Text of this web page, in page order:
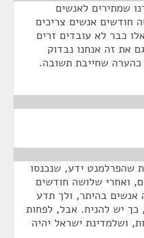
שמתירים לאנשים
חודשים אנשים צריכים
כבר לא עובדים זרים
את זה אנחנו נבדוק
שחייבת תשובה.
שהפרלמנט ידע, שנכנסו
ואחרי שלושה חודשים
אנשים בהיתר, ולך תדע
כך יש להניח. אבל, לפחות
ושלמדינת ישראל יהיה